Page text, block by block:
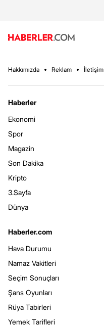
Hakkımızda Reklam İletişim
Haberler
Ekonomi
Spor
Magazin
Son Dakika
Kripto
3.Sayfa
Dünya
Haberler.com
Hava Durumu
Namaz Vakitleri
Seçim Sonuçları
Şans Oyunları
Rüya Tabirleri
Yemek Tarifleri